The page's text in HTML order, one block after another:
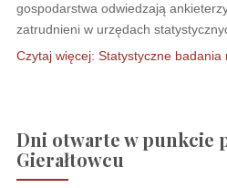
gospodarstwa odwiedzają
zatrudnieni w urzędach
Czytaj więcej: Statystyczne badania
Dni otwarte w punkcie
Gierałtowcu